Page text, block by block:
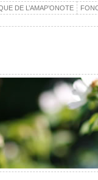
DE L’AMAP’ONOTE